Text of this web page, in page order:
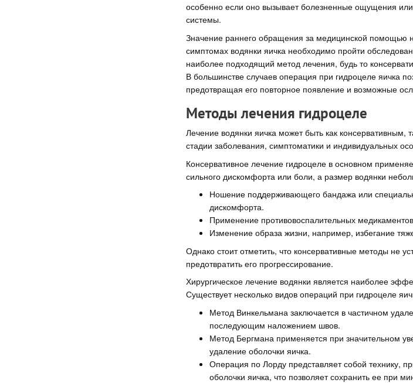
особенно если оно вызывает болезненные ощущения
системы.
Значение раннего обращения за медицинской помощью
симптомах водянки яичка необходимо пройти
наиболее подходящий метод лечения, будь то
В большинстве случаев операция при гидроцеле яичка
предотвращая его повторное появление и возможные
Методы лечения гидроцеле
Лечение водянки яичка может быть как консервативным,
стадии заболевания, симптоматики и индивидуальных
Консервативное лечение гидроцеле в основном
сильного дискомфорта или боли, а размер водянки
Ношение поддерживающего бандажа или
дискомфорта.
Применение противовоспалительных
Изменение образа жизни, например, избегание
Однако стоит отметить, что консервативные методы не
предотвратить его прогрессирование.
Хирургическое лечение водянки является наиболее
Существует несколько видов операций при гидроцеле
Метод Винкельмана заключается в частичном
последующим наложением швов.
Метод Бергмана применяется при значительном
удаление оболочки яичка.
Операция по Лорду представляет собой технику,
оболочки яичка, что позволяет сохранить ее при